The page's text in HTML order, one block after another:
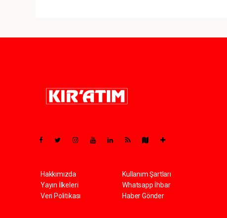
Hakkımızda
Yayın İlkeleri
Veri Politikası
Kullanım Şartları
Whatsapp İhbar
Haber Gönder